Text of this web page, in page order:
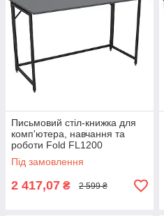
Письмовий стіл-книжка для
комп'ютера, навчання та
роботи Fold FL1200
(1200х600х750Н) чорний
Сірий Шифер AMF
Під замовлення
2 417,07 ₴ 2 599 ₴